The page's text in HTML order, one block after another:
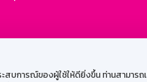
บการณ์ของผู้ใช้ให้ดียิ่งขึ้น ท่านสามาร